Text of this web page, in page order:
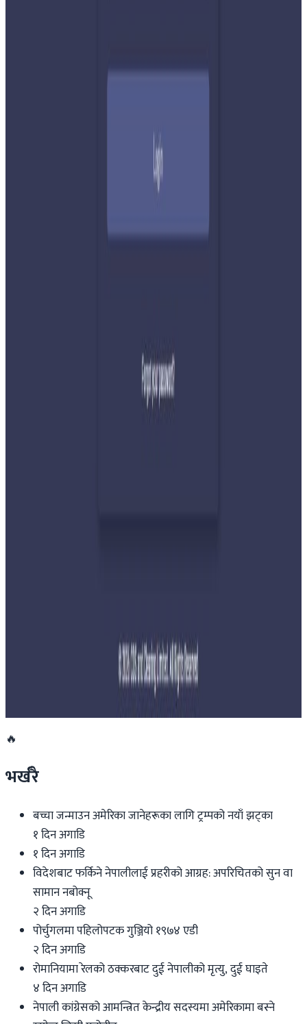
नेपाली कांग्रेसको आमन्त्रित केन्द्रीय सदस्यमा
अमेरिकामा बस्ने खगेन्द्र जिसी मनोनीत
देशभर तनाव बढिरहेका बेला ९ प्रमुख राजनीतिक
दलहरूको संयुक्त अपिल
साउन १५ गतेभित्र भित्र शुल्क नबुझाए डिम्याट खाता
🔥
भर्खरै
बच्चा जन्माउन अमेरिका जानेहरूका लागि ट्रम्पको नयाँ झट्का
१ दिन अगाडि
१ दिन अगाडि
विदेशबाट फर्किने नेपालीलाई प्रहरीको आग्रह: अपरिचितको सुन वा
सामान नबोक्नू
२ दिन अगाडि
पोर्चुगलमा पहिलोपटक गुञ्जियो १९७४ एडी
२ दिन अगाडि
रोमानियामा रेलको ठक्करबाट दुई नेपालीको मृत्यु, दुई घाइते
४ दिन अगाडि
नेपाली कांग्रेसको आमन्त्रित केन्द्रीय सदस्यमा अमेरिकामा बस्ने